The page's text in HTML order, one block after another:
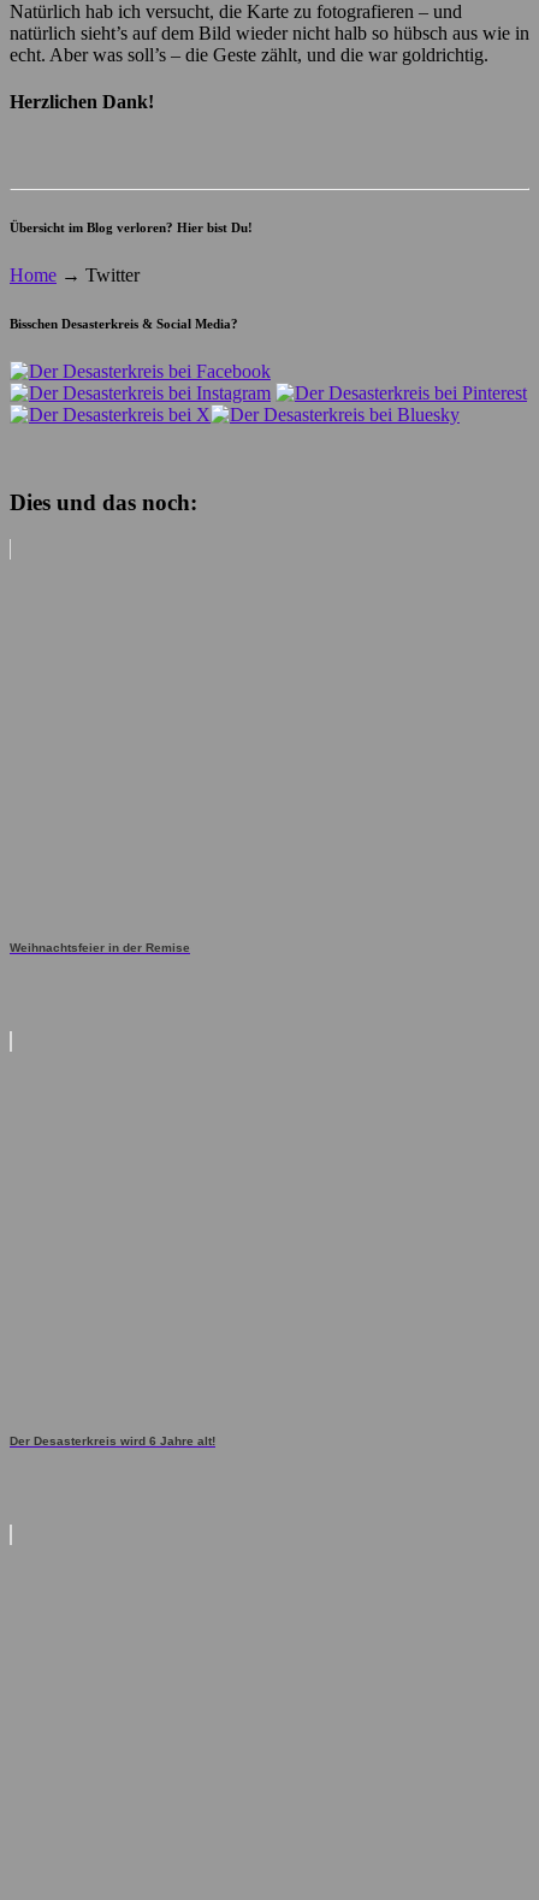
Natürlich hab ich versucht, die Karte zu fotografieren – und
natürlich sieht’s auf dem Bild wieder nicht halb so hübsch aus wie in
echt. Aber was soll’s – die Geste zählt, und die war goldrichtig.
Herzlichen Dank!
Übersicht im Blog verloren? Hier bist Du!
Home → Twitter
Bisschen Desasterkreis & Social Media?
Dies und das noch:
Weihnachtsfeier in der Remise
Der Desasterkreis wird 6 Jahre alt!